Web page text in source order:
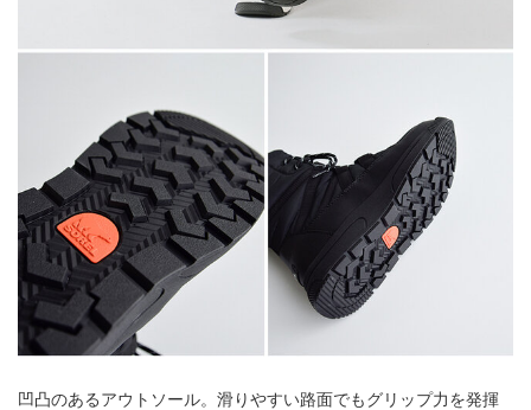
凹凸のあるアウトソール。滑りやすい路面でもグリップ力を発揮